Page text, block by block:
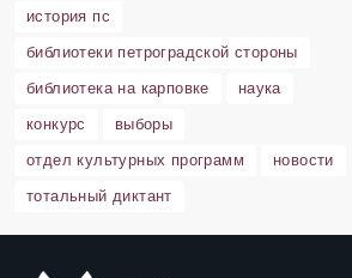
история пс
библиотеки петроградской стороны
библиотека на карповке
наука
конкурс
выборы
отдел культурных программ
новости
тотальный диктант